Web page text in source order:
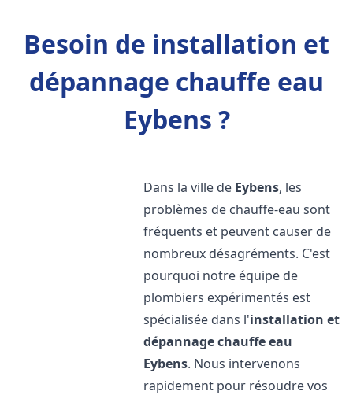
Besoin de installation et
dépannage chauffe eau
Eybens ?
Dans la ville de Eybens, les
problèmes de chauffe-eau sont
fréquents et peuvent causer de
nombreux désagréments. C'est
pourquoi notre équipe de
plombiers expérimentés est
spécialisée dans l'installation et
dépannage chauffe eau
Eybens. Nous intervenons
rapidement pour résoudre vos